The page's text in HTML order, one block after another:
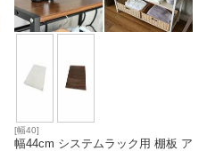
[幅40]
幅44cm システムラック用 棚板 ア